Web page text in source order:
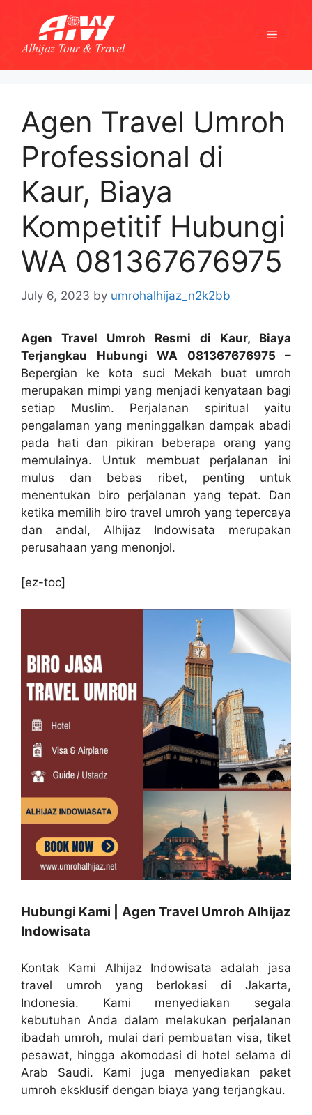
content
Menu
Agen Travel Umroh
Professional di
Kaur, Biaya
Kompetitif Hubungi
WA 081367676975
July 6, 2023 by umrohalhijaz_n2k2bb
Agen Travel Umroh Resmi di Kaur, Biaya
Terjangkau Hubungi WA 081367676975 –
Bepergian ke kota suci Mekah buat umroh
merupakan mimpi yang menjadi kenyataan bagi
setiap Muslim. Perjalanan spiritual yaitu
pengalaman yang meninggalkan dampak abadi
pada hati dan pikiran beberapa orang yang
memulainya. Untuk membuat perjalanan ini
mulus dan bebas ribet, penting untuk
menentukan biro perjalanan yang tepat. Dan
ketika memilih biro travel umroh yang tepercaya
dan andal, Alhijaz Indowisata merupakan
perusahaan yang menonjol.
[ez-toc]
Hubungi Kami | Agen Travel Umroh Alhijaz
Indowisata
Kontak Kami Alhijaz Indowisata adalah jasa
travel umroh yang berlokasi di Jakarta,
Indonesia. Kami menyediakan segala
kebutuhan Anda dalam melakukan perjalanan
ibadah umroh, mulai dari pembuatan visa, tiket
pesawat, hingga akomodasi di hotel selama di
Arab Saudi. Kami juga menyediakan paket
umroh eksklusif dengan biaya yang terjangkau.